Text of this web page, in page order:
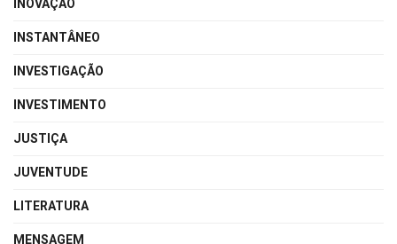
INOVAÇÃO
INSTANTÂNEO
INVESTIGAÇÃO
INVESTIMENTO
JUSTIÇA
JUVENTUDE
LITERATURA
MENSAGEM